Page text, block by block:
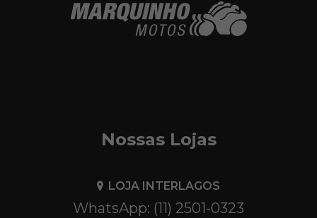
Nossas Lojas
LOJA INTERLAGOS
WhatsApp: (11) 2501-0323